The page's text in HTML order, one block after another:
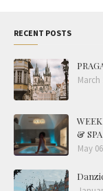
RECENT POSTS
March
& SPA
May